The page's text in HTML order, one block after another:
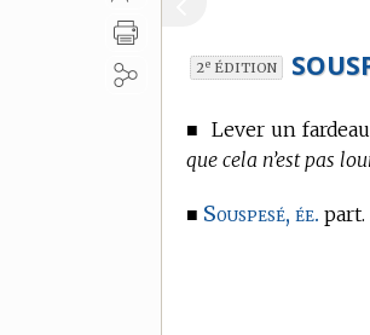
2e ÉDITION
■ Lever un
que cela n’est pas
■ Souspesé, ée. part.